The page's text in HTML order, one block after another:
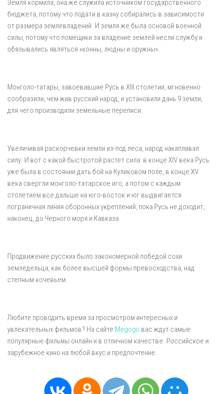
Земля кормила, она же служила источником государственного
бюджета, потому что подати в казну собирались в зависимости
от размера землевладений. И земля же была основой военной
силы, потому что помещики за владение землей несли службу и
обязывались являться «конны, людны и оружны».
Монголо-татары, завоевавшие Русь в XIII столетии, мгновенно
сообразили, чем жив русский народ, и установили дань 9 земли,
для чего производили земельные переписи.
Увеличивая раскорчевки земли из-под леса, народ накапливал
силу. И вот с какой быстротой растет сила: в конце XIV века Русь
уже была в состоянии дать бой на Куликовом поле, в конце XV
века свергли монголо-татарское иго, а потом с каждым
столетием все дальше на юго-восток и юг выдвигается
пограничная линия оборонных укреплений, пока Русь не доходит,
наконец, до Черного моря и Кавказа.
Продвижение русских было закономерной победой сохи
земледельца, как более высшей формы превосходства, над
степным кочевьем.
Любите проводить время за просмотром интересных и
увлекательных фильмов? На сайте Megogo вас ждут самые
популярные фильмы онлайн и в отличном качестве. Российское и
зарубежное кино на любой вкус и предпочтение.